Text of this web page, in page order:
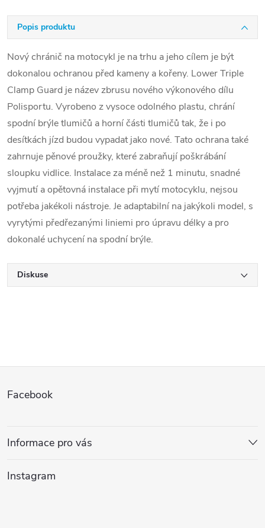
Popis produktu
Nový chránič na motocykl je na trhu a jeho cílem je být
dokonalou ochranou před kameny a kořeny. Lower Triple
Clamp Guard je název zbrusu nového výkonového dílu
Polisportu. Vyrobeno z vysoce odolného plastu, chrání
spodní brýle tlumičů a horní části tlumičů tak, že i po
desítkách jízd budou vypadat jako nové. Tato ochrana také
zahrnuje pěnové proužky, které zabraňují poškrábání
sloupku vidlice. Instalace za méně než 1 minutu, snadné
vyjmutí a opětovná instalace při mytí motocyklu, nejsou
potřeba jakékoli nástroje. Je adaptabilní na jakýkoli model, s
vyrytými předřezanými liniemi pro úpravu délky a pro
dokonalé uchycení na spodní brýle.
Diskuse
p
a
Facebook
Informace pro vás
Instagram